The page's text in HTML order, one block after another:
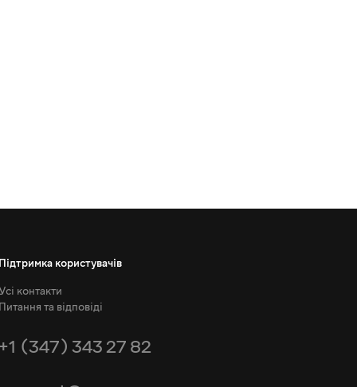
Підтримка користувачів
контакти
Питання та відповіді
+1 (347) 343 27 82